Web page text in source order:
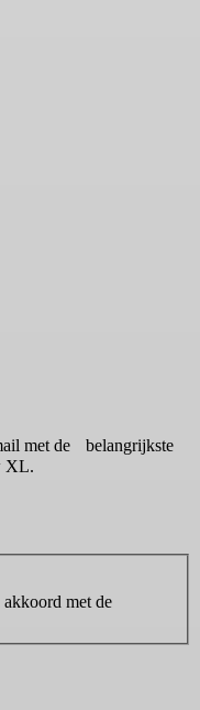
met de belangrijkste
XL.
met de